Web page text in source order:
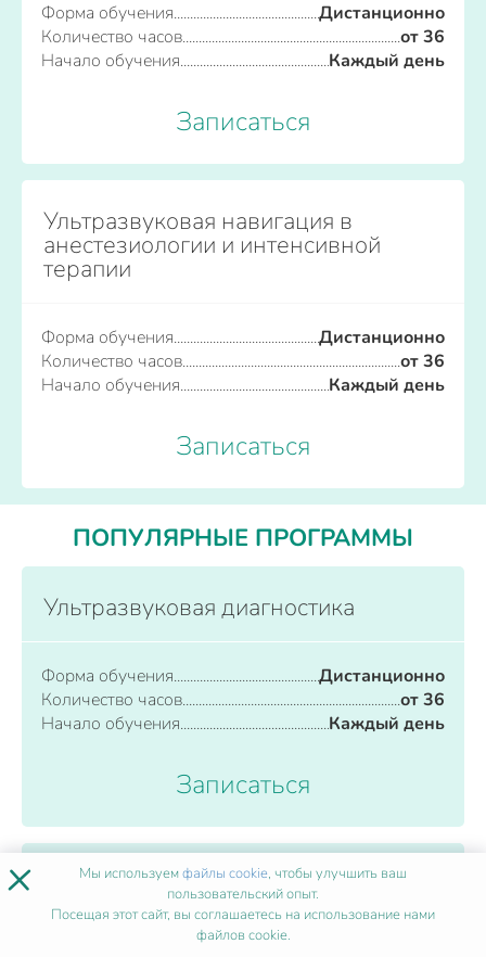
Форма обучения
Дистанционно
Количество часов
от 36
Начало обучения
Каждый день
Записаться
Ультразвуковая навигация в
анестезиологии и интенсивной
терапии
Форма обучения
Дистанционно
Количество часов
от 36
Начало обучения
Каждый день
Записаться
ПОПУЛЯРНЫЕ ПРОГРАММЫ
Ультразвуковая диагностика
Форма обучения
Дистанционно
Количество часов
от 36
Начало обучения
Каждый день
Записаться
Ударно-волновая терапия
× Мы используемфайлы cookie, чтобы улучшить ваш
пользовательский опыт.
Посещая этот сайт, вы соглашаетесь на использование нами
файлов cookie.